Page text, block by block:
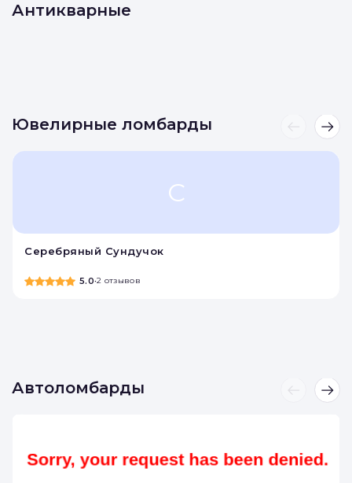
Антикварные
Ювелирные ломбарды
С
Серебряный Сундучок
5.0•2 отзывов
Автоломбарды